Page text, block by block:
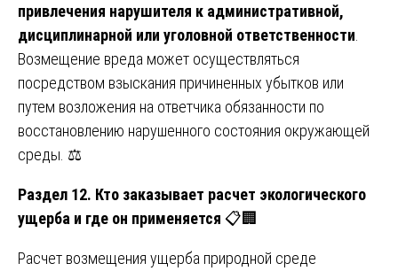
привлечения нарушителя к административной,
дисциплинарной или уголовной ответственности
Возмещение вреда может осуществляться
посредством взыскания причиненных убытков или
путем возложения на ответчика обязанности по
восстановлению нарушенного состояния окружающей
среды. ⚖️
Раздел 12. Кто заказывает расчет экологического
ущерба и где он применяется 📋🏢
Расчет возмещения ущерба природной среде